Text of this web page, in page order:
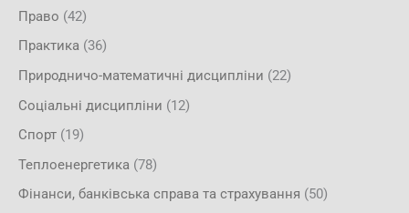
Право (42)
Практика (36)
Природничо-математичні дисципліни (22)
Соціальні дисципліни (12)
Спорт (19)
Теплоенергетика (78)
Фінанси, банківська справа та страхування (50)